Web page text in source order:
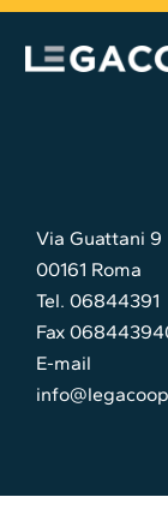
Via Guattani 9
00161 Roma
Tel. 06844391
Fax
E-mail